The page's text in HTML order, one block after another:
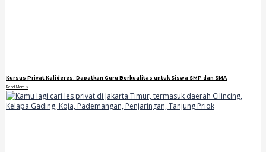
Kursus Privat Kalideres: Dapatkan Guru Berkualitas untuk Siswa SMP dan SMA
Read More »